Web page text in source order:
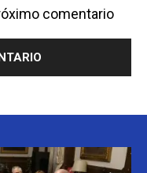
comentario